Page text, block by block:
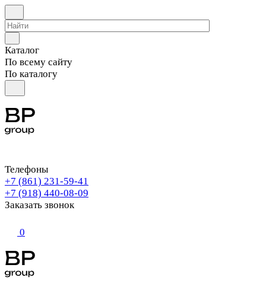
Каталог
По всему сайту
По каталогу
Телефоны
+7 (861) 231-59-41
+7 (918) 440-08-09
Заказать звонок
0